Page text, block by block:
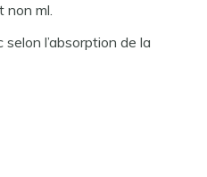
non ml.
l’absorption de la